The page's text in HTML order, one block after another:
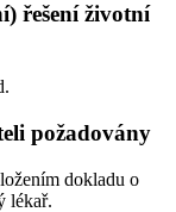
řešení životní
požadovány
dokladu o
lékař.